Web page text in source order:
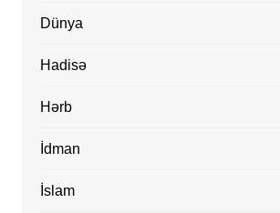
Dünya
Hadisə
Hərb
İdman
İslam